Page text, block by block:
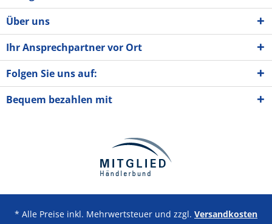
Über uns
Ihr Ansprechpartner vor Ort
Folgen Sie uns auf:
Bequem bezahlen mit
* Alle Preise inkl. Mehrwertsteuer und zzgl. Versandkosten